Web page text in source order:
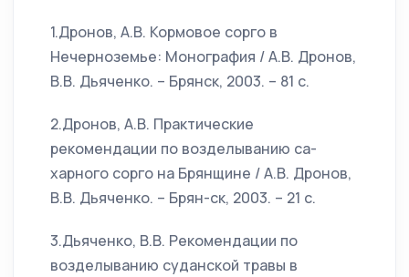
1.Дронов, А.В. Кормовое сорго в
Нечерноземье: Монография / А.В. Дронов,
В.В. Дьяченко. – Брянск, 2003. – 81 с.
2.Дронов, А.В. Практические
рекомендации по возделыванию са-
харного сорго на Брянщине / А.В. Дронов,
В.В. Дьяченко. – Брян-ск, 2003. – 21 с.
3.Дьяченко, В.В. Рекомендации по
возделыванию суданской травы в